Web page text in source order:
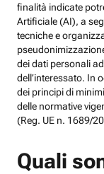
finalità indicate
Artificiale (AI), a
tecniche e
dei dati personali
dell’interessato. In
dei principi di
delle normative
(Reg. UE n. 1689/
Quali